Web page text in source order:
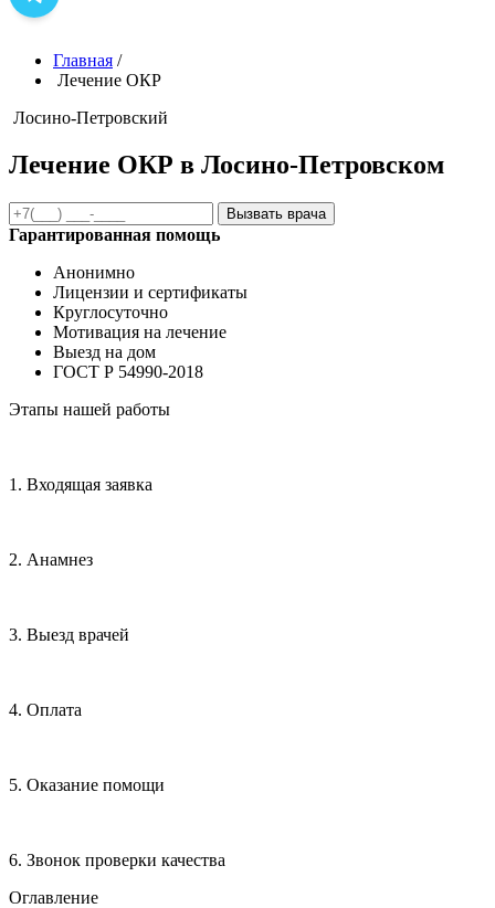
Главная /
Лечение ОКР
Лосино-Петровский
Лечение ОКР в Лосино-Петровском
Вызвать врача
Гарантированная помощь
Анонимно
Лицензии и сертификаты
Круглосуточно
Мотивация на лечение
Выезд на дом
ГОСТ Р 54990-2018
Этапы нашей работы
1. Входящая заявка
2. Анамнез
3. Выезд врачей
4. Оплата
5. Оказание помощи
6. Звонок проверки качества
Оглавление